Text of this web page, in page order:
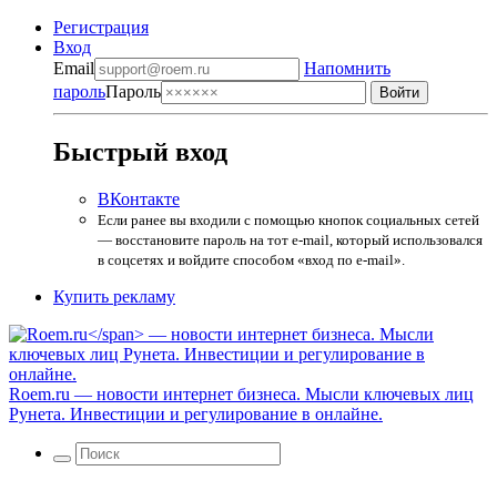
Регистрация
Вход
Email
Напомнить
парольПароль
Быстрый вход
ВКонтакте
Если ранее вы входили с помощью кнопок социальных сетей
— восстановите пароль на тот e-mail, который использовался
в соцсетях и войдите способом «вход по e-mail».
Купить рекламу
Roem.ru — новости интернет бизнеса. Мысли ключевых лиц
Рунета. Инвестиции и регулирование в онлайне.